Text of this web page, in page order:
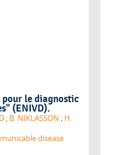
pour le diagnostic
(ENIVD).
; B. NIKLASSON ; H.
disease